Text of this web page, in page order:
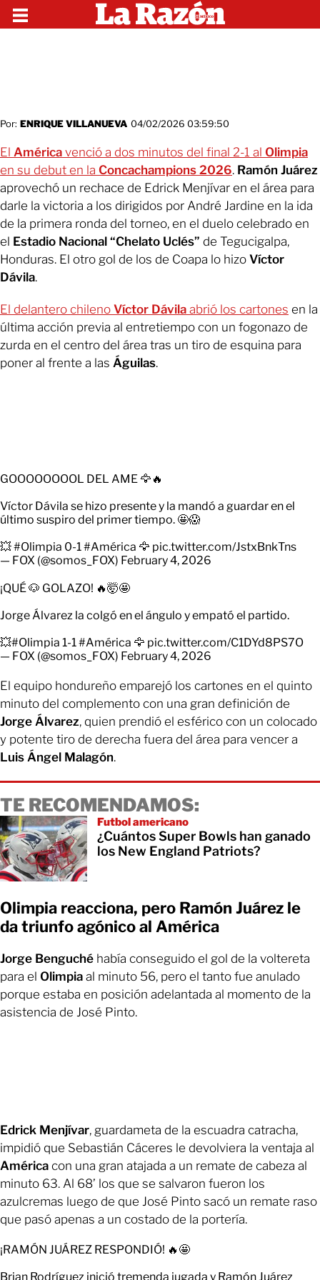
Por: ENRIQUE VILLANUEVA 04/02/2026 03:59:50
El América venció a dos minutos del final 2-1 al Olimpia
en su debut en la Concachampions 2026. Ramón Juárez
aprovechó un rechace de Edrick Menjívar en el área para
darle la victoria a los dirigidos por André Jardine en la ida
de la primera ronda del torneo, en el duelo celebrado en
el Estadio Nacional “Chelato Uclés” de Tegucigalpa,
Honduras. El otro gol de los de Coapa lo hizo Víctor
Dávila.
El delantero chileno Víctor Dávila abrió los cartones en la
última acción previa al entretiempo con un fogonazo de
zurda en el centro del área tras un tiro de esquina para
poner al frente a las Águilas.
GOOOOOOOOL DEL AME 🦅🔥
Víctor Dávila se hizo presente y la mandó a guardar en el
último suspiro del primer tiempo. 🤩😱
💥#Olimpia 0-1#América 🦅 pic.twitter.com/JstxBnkTns
— FOX (@somos_FOX) February 4, 2026
¡QUÉ 🐶 GOLAZO! 🔥🤯🤩
Jorge Álvarez la colgó en el ángulo y empató el partido.
💥#Olimpia 1-1#América 🦅 pic.twitter.com/C1DYd8PS7O
— FOX (@somos_FOX) February 4, 2026
El equipo hondureño emparejó los cartones en el quinto
minuto del complemento con una gran definición de
Jorge Álvarez, quien prendió el esférico con un colocado
y potente tiro de derecha fuera del área para vencer a
Luis Ángel Malagón.
TE RECOMENDAMOS:
Futbol americano
¿Cuántos Super Bowls han ganado
los New England Patriots?
Olimpia reacciona, pero Ramón Juárez le
da triunfo agónico al América
Jorge Benguché había conseguido el gol de la voltereta
para el Olimpia al minuto 56, pero el tanto fue anulado
porque estaba en posición adelantada al momento de la
asistencia de José Pinto.
Edrick Menjívar, guardameta de la escuadra catracha,
impidió que Sebastián Cáceres le devolviera la ventaja al
América con una gran atajada a un remate de cabeza al
minuto 63. Al 68’ los que se salvaron fueron los
azulcremas luego de que José Pinto sacó un remate raso
que pasó apenas a un costado de la portería.
¡RAMÓN JUÁREZ RESPONDIÓ! 🔥🤩
Brian Rodríguez inició tremenda jugada y Ramón Juárez